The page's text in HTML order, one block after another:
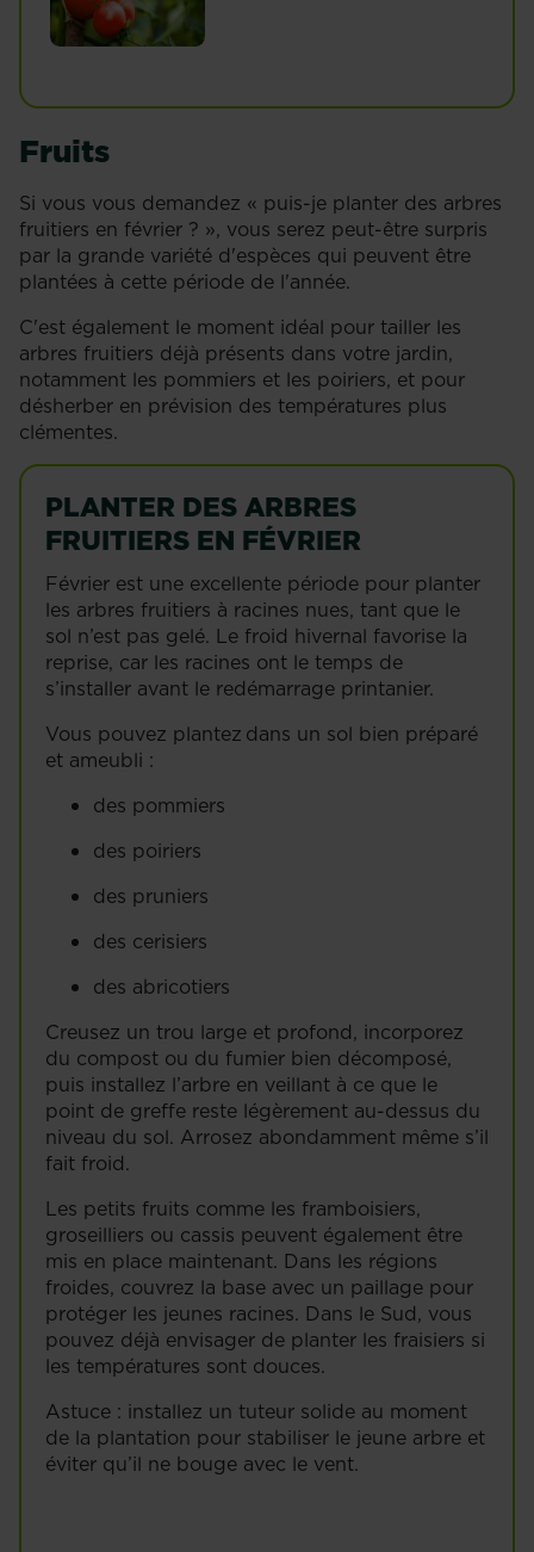
Fruits
Si vous vous demandez « puis-je planter des arbres
fruitiers en février ? », vous serez peut-être surpris
par la grande variété d'espèces qui peuvent être
plantées à cette période de l'année.
C'est également le moment idéal pour tailler les
arbres fruitiers déjà présents dans votre jardin,
notamment les pommiers et les poiriers, et pour
désherber en prévision des températures plus
clémentes.
PLANTER DES ARBRES
FRUITIERS EN FÉVRIER
Février est une excellente période pour planter
les arbres fruitiers à racines nues, tant que le
sol n’est pas gelé. Le froid hivernal favorise la
reprise, car les racines ont le temps de
s’installer avant le redémarrage printanier.
Vous pouvez plantez dans un sol bien préparé
et ameubli :
des pommiers
des poiriers
des pruniers
des cerisiers
des abricotiers
Creusez un trou large et profond, incorporez
du compost ou du fumier bien décomposé,
puis installez l’arbre en veillant à ce que le
point de greffe reste légèrement au-dessus du
niveau du sol. Arrosez abondamment même s’il
fait froid.
Les petits fruits comme les framboisiers,
groseilliers ou cassis peuvent également être
mis en place maintenant. Dans les régions
froides, couvrez la base avec un paillage pour
protéger les jeunes racines. Dans le Sud, vous
pouvez déjà envisager de planter les fraisiers si
les températures sont douces.
Astuce : installez un tuteur solide au moment
de la plantation pour stabiliser le jeune arbre et
éviter qu’il ne bouge avec le vent.